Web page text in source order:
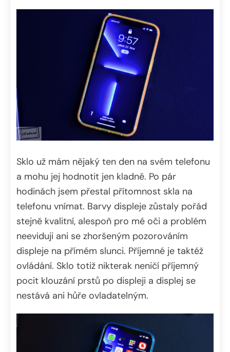
Sklo už mám nějaký ten den na svém telefonu
a mohu jej hodnotit jen kladně. Po pár
hodinách jsem přestal přítomnost skla na
telefonu vnímat. Barvy displeje zůstaly pořád
stejně kvalitní, alespoň pro mé oči a problém
neeviduji ani se zhoršeným pozorováním
displeje na přímém slunci. Příjemné je taktéž
ovládání. Sklo totiž nikterak neničí příjemný
pocit klouzání prstů po displeji a displej se
nestává ani hůře ovladatelným.